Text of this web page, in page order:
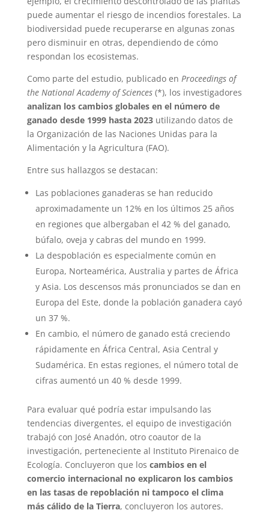
puede aumentar el riesgo de incendios forestales. La
biodiversidad puede recuperarse en algunas zonas
pero disminuir en otras, dependiendo de cómo
respondan los ecosistemas.
Como parte del estudio, publicado en Proceedings of
the National Academy of Sciences(*), los investigadores
analizan los cambios globales en el número de
ganado desde 1999 hasta 2023utilizando datos de
la Organización de las Naciones Unidas para la
Alimentación y la Agricultura (FAO).
Entre sus hallazgos se destacan:
Las poblaciones ganaderas se han reducido
aproximadamente un 12% en los últimos 25 años
en regiones que albergaban el 42 % del ganado,
búfalo, oveja y cabras del mundo en 1999.
La despoblación es especialmente común en
Europa, Norteamérica, Australia y partes de África
y Asia. Los descensos más pronunciados se dan en
Europa del Este, donde la población ganadera cayó
un 37 %.
En cambio, el número de ganado está creciendo
rápidamente en África Central, Asia Central y
Sudamérica. En estas regiones, el número total de
cifras aumentó un 40 % desde 1999.
Para evaluar qué podría estar impulsando las
tendencias divergentes, el equipo de investigación
trabajó con José Anadón, otro coautor de la
investigación, perteneciente al Instituto Pirenaico de
Ecología. Concluyeron que los cambios en el
comercio internacional no explicaron los cambios
en las tasas de repoblación ni tampoco el clima
más cálido de la Tierra, concluyeron los autores.